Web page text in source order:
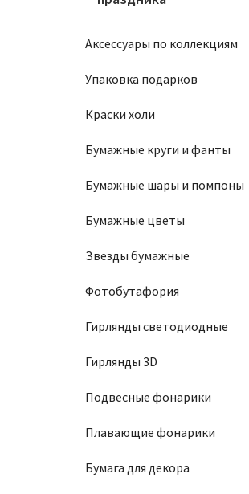
Аксессуары по коллекциям
Упаковка подарков
Краски холи
Бумажные круги и фанты
Бумажные шары и помпоны
Бумажные цветы
Звезды бумажные
Фотобутафория
Гирлянды светодиодные
Гирлянды 3D
Подвесные фонарики
Плавающие фонарики
Бумага для декора